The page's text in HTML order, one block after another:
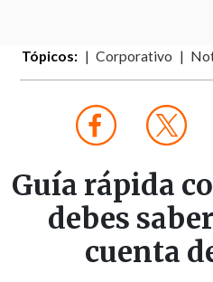
Tópicos: Corporativo
Guía rápida
debes
cuenta